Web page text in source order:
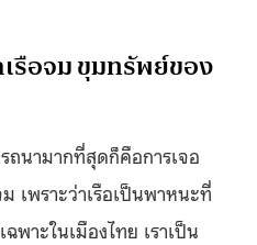
รือจม ขุมทรัพย์ของ
ถนามากที่สุดก็คือการเจอ
เพราะว่าเรือเป็นพาหนะที่
าะในเมืองไทย เราเป็น